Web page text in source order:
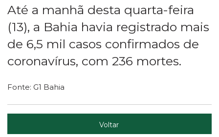
Até a manhã desta quarta-feira
(13), a Bahia havia registrado mais
de 6,5 mil casos confirmados de
coronavírus, com 236 mortes.
Fonte: G1 Bahia
Voltar